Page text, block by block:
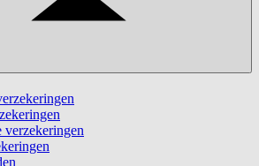
verzekeringen